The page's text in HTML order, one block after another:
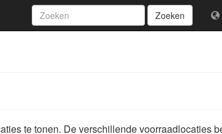
Zoeken
te tonen. De verschillende voorraadlocaties